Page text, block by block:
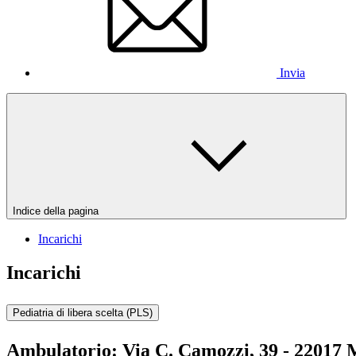
Invia
Indice della pagina
Incarichi
Incarichi
Pediatria di libera scelta (PLS)
Ambulatorio: Via C. Camozzi, 39 - 22017